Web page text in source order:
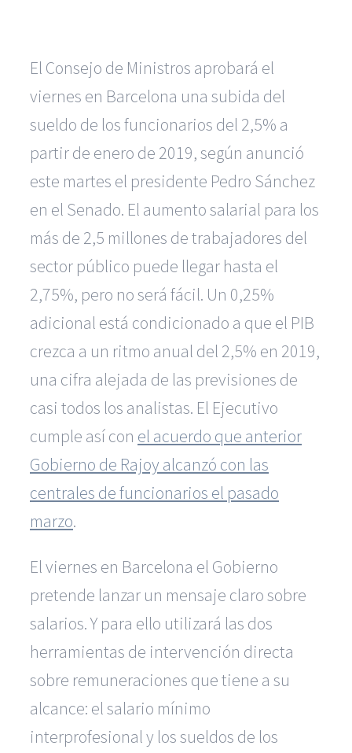
El Consejo de Ministros aprobará el
viernes en Barcelona una subida del
sueldo de los funcionarios del 2,5% a
partir de enero de 2019, según anunció
este martes el presidente Pedro Sánchez
en el Senado. El aumento salarial para los
más de 2,5 millones de trabajadores del
sector público puede llegar hasta el
2,75%, pero no será fácil. Un 0,25%
adicional está condicionado a que el PIB
crezca a un ritmo anual del 2,5% en 2019,
una cifra alejada de las previsiones de
casi todos los analistas. El Ejecutivo
cumple así con el acuerdo que anterior
Gobierno de Rajoy alcanzó con las
centrales de funcionarios el pasado
marzo.
El viernes en Barcelona el Gobierno
pretende lanzar un mensaje claro sobre
salarios. Y para ello utilizará las dos
herramientas de intervención directa
sobre remuneraciones que tiene a su
alcance: el salario mínimo
interprofesional y los sueldos de los